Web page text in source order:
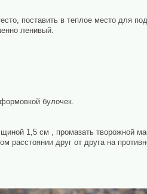
поставить в теплое место для
ленивый.
булочек.
1,5 см , промазать творожной
расстоянии друг от друга на